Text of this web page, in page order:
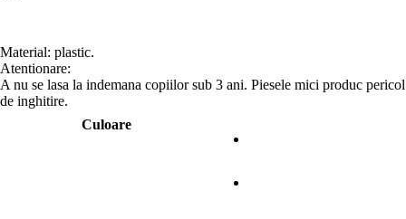
Material: plastic.
Atentionare:
A nu se lasa la indemana copiilor sub 3 ani. Piesele mici produc pericol
de inghitire.
Culoare